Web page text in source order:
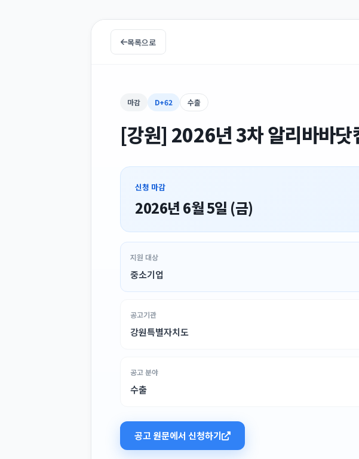
목록으로
마감 D+62 수출
[강원] 2026년 3차 알리바바닷
신청 마감
2026년 6월 5일 (금)
지원 대상
중소기업
공고기관
강원특별자치도
공고 분야
수출
공고 원문에서 신청하기